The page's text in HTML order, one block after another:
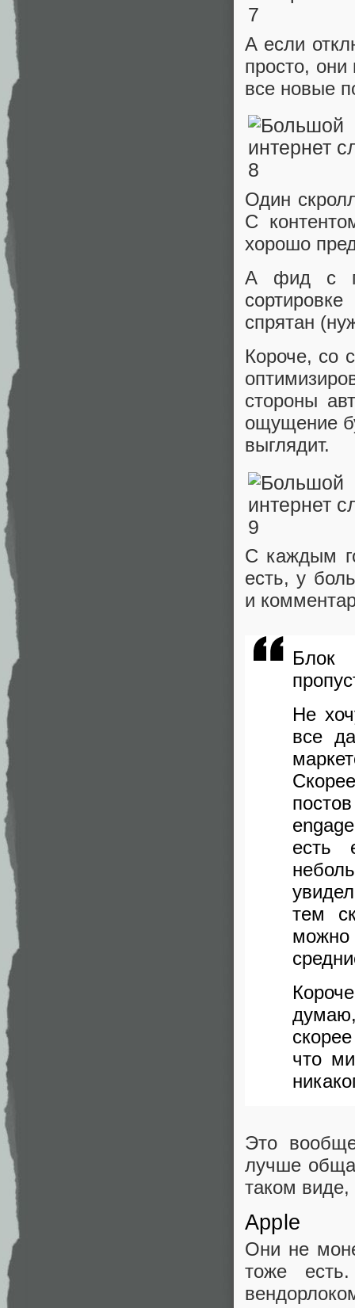
А если
просто, они
все новые
Один
С
хорошо
А фид с
спрятан
Короче, со
стороны
ощущение
выглядит.
С каждым
есть, у
и
Блок
Не
все
есть
тем
что
Это
лучше
таком
Apple
Они не
тоже